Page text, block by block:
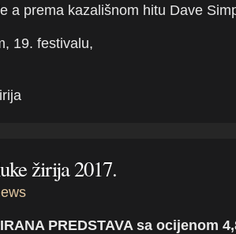
a prema kazališnom hitu Dave
19. festivalu,
žirija 2017.
PREDSTAVA sa ocijenom